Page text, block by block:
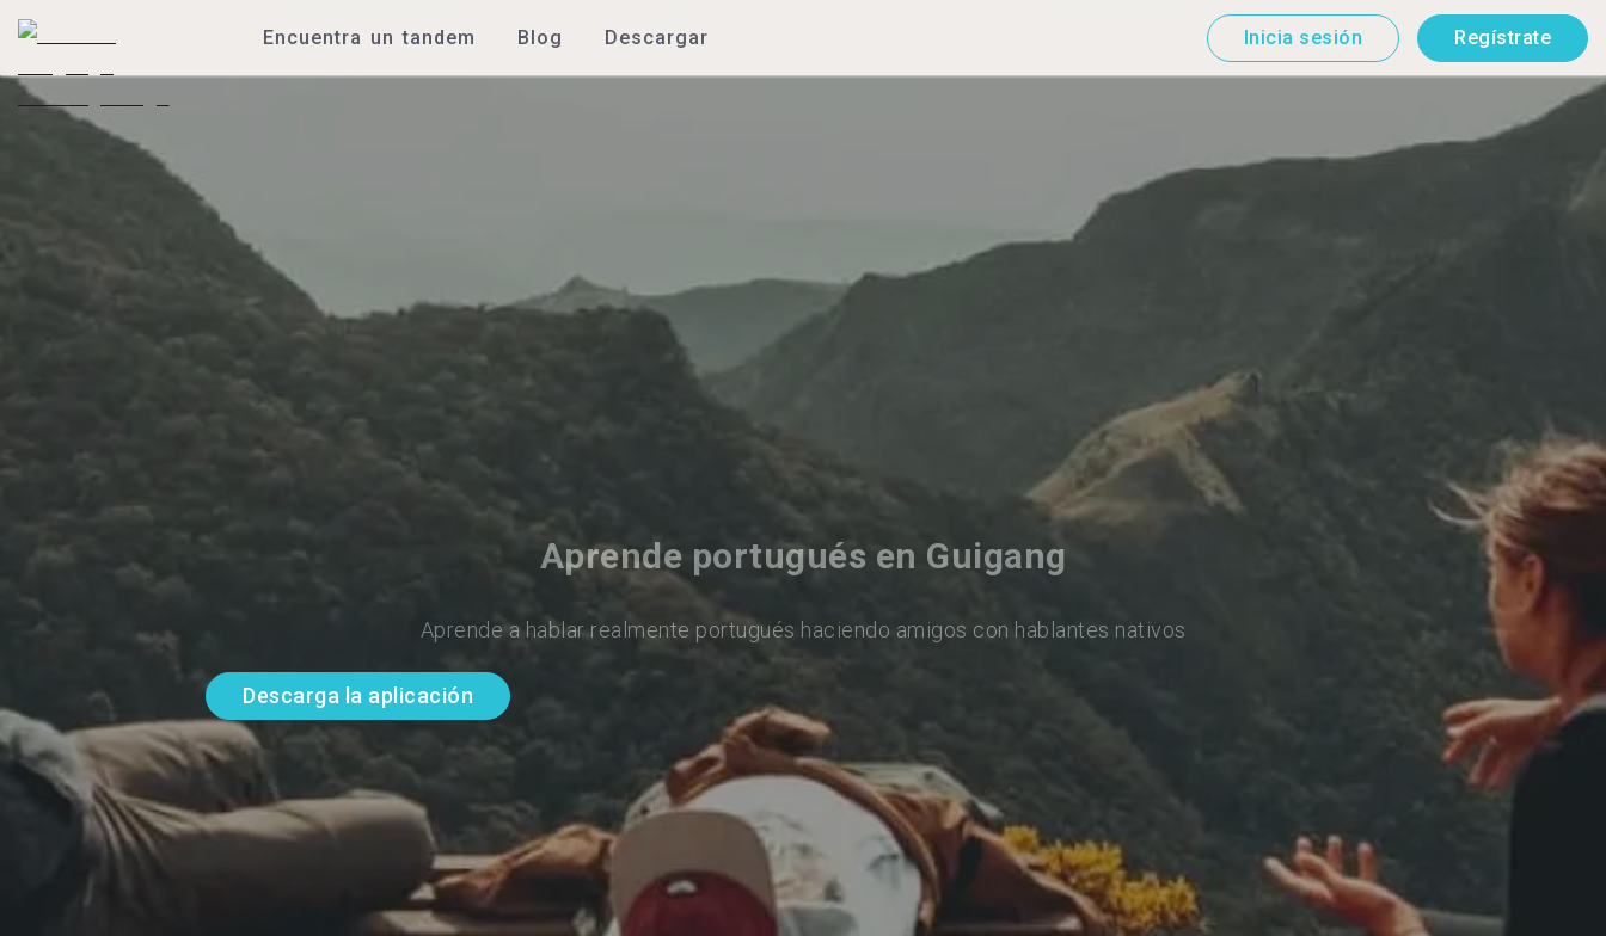
Encuentra un tandem Blog Descargar Inicia sesión Regístrate
Aprende portugués en Guigang
Aprende a hablar realmente portugués haciendo amigos con hablantes nativos
Descarga la aplicación